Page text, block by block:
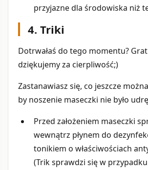
przyjazne dla środowiska niż
4. Triki
Dotrwałaś do tego momentu?
dziękujemy za cierpliwość;)
Zastanawiasz się, co jeszcze
by noszenie maseczki nie było
Przed założeniem maseczki
wewnątrz płynem do
tonikiem o właściwościach
(Trik sprawdzi się w